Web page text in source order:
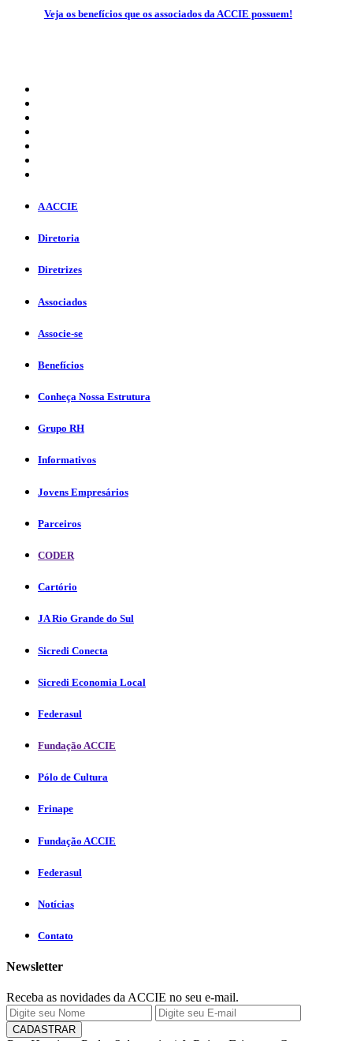
Veja os benefícios que os associados da ACCIE possuem!
A ACCIE
Diretoria
Diretrizes
Associados
Associe-se
Benefícios
Conheça Nossa Estrutura
Grupo RH
Informativos
Jovens Empresários
Parceiros
CODER
Cartório
JA Rio Grande do Sul
Sicredi Conecta
Sicredi Economia Local
Federasul
Fundação ACCIE
Pólo de Cultura
Frinape
Fundação ACCIE
Federasul
Notícias
Contato
Newsletter
Receba as novidades da ACCIE no seu e-mail.